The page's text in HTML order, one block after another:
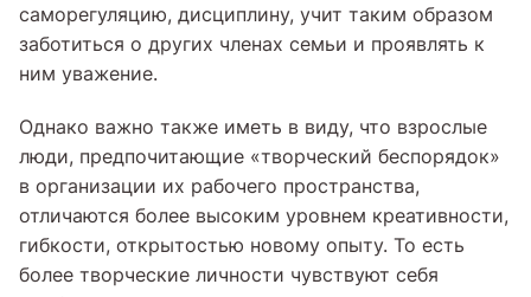
саморегуляцию, дисциплину, учит таким образом
заботиться о других членах семьи и проявлять к
ним уважение.
Однако важно также иметь в виду, что взрослые
люди, предпочитающие «творческий беспорядок»
в организации их рабочего пространства,
отличаются более высоким уровнем креативности,
гибкости, открытостью новому опыту. То есть
более творческие личности чувствуют себя